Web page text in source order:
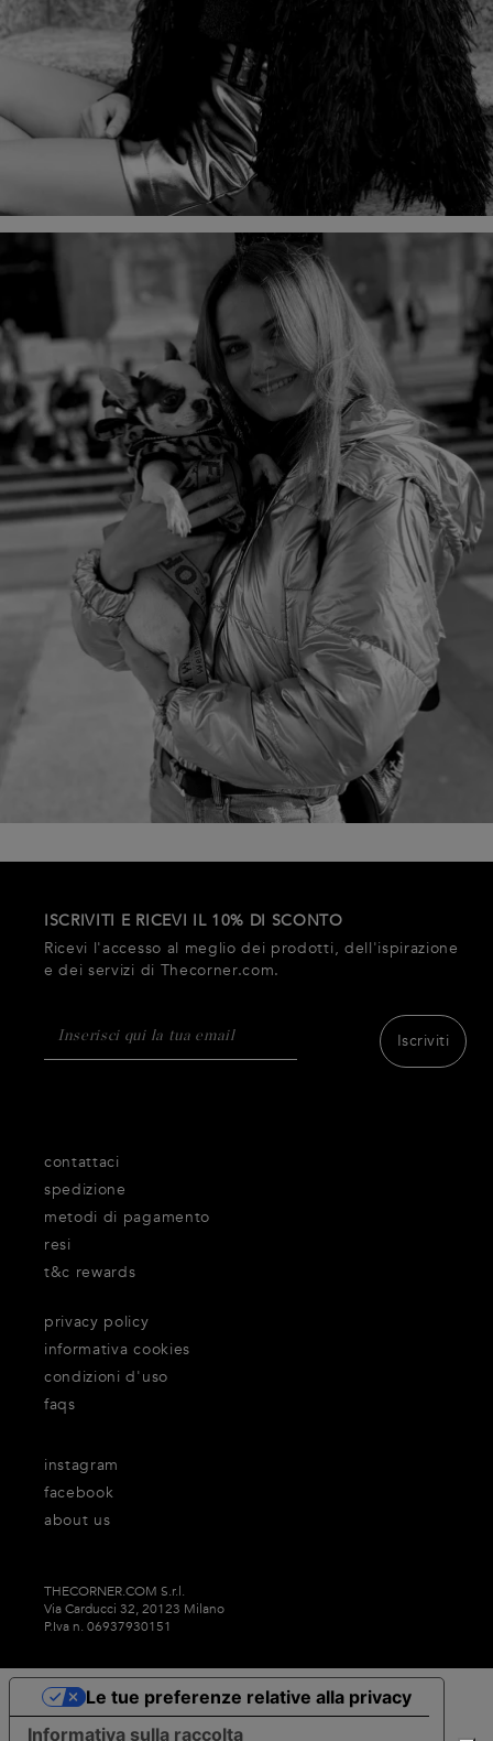
ISCRIVITI E RICEVI IL 10% DI SCONTO
Ricevi l'accesso al meglio dei prodotti, dell'ispirazione
e dei servizi di Thecorner.com.
Iscriviti
contattaci
spedizione
metodi di pagamento
resi
t&c rewards
privacy policy
informativa cookies
condizioni d'uso
faqs
about us
instagram
facebook
THECORNER.COM S.r.l.
Via Carducci 32, 20123 Milano
P.Iva n. 06937930151
Informativa sulla raccolta
Le tue preferenze relative alla privacy